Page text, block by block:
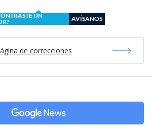
UN
AVÍSANOS
de correcciones